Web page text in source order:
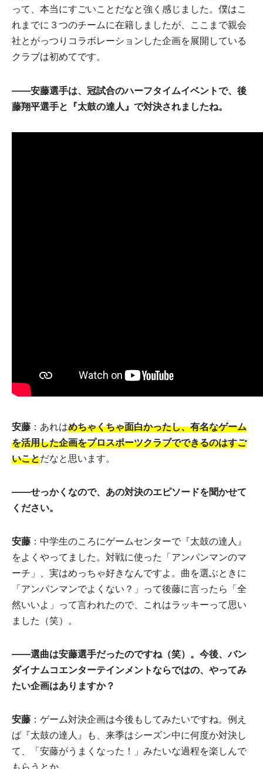
って、本当にすごいことだなと強く感じました。僕はこ
れまでに３つのチームに在籍しましたが、ここまで親会
社とがっつりコラボレーションした企画を展開している
クラブは初めてです。
――安藤選手は、冠試合のハーフタイムイベントで、後
藤翔平選手と『太鼓の達人』で対決されましたね。
安藤 ：あれはめちゃくちゃ面白かったし、有名なゲーム
を活用した企画をプロスポーツクラブでできるのはすご
いことだなと思います。
――せっかくなので、あの対決のエピソードを聞かせて
ください。
安藤 ：中学生のころにゲームセンターで『太鼓の達人』
をよくやってました。対戦に使った「アンパンマンのマ
ーチ」、実はめっちゃ好きなんですよ。曲を選ぶときに
「アンパンマンでよくない？」って後藤に言ったら「全
然いいよ」って言われたので、これはラッキーって思い
ました（笑）。
――選曲は安藤選手だったのですね（笑）。今後、バン
ダイナムコエンターテインメントならではの、やってみ
たい企画はありますか？
安藤 ：ゲーム対決企画は今後もしてみたいですね。例え
ば『太鼓の達人』も、来季はシーズン中に何度か対決し
て、「安藤がうまくなった！」みたいな過程を楽しんで